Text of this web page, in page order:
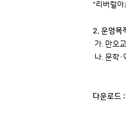
"리버럴
2. 운영목
가. 만오
나. 문학
다운로드 :